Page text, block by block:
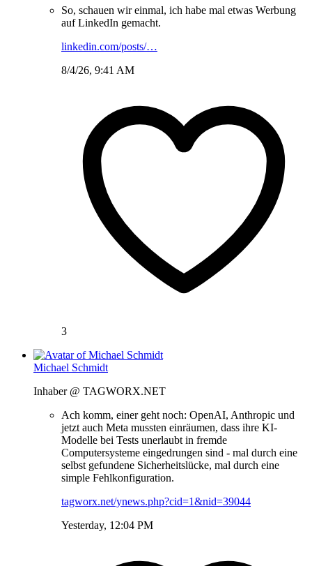
So, schauen wir einmal, ich habe mal etwas Werbung
auf LinkedIn gemacht.
linkedin.com/posts/…
8/4/26, 9:41 AM
3
Michael Schmidt
Inhaber @ TAGWORX.NET
Ach komm, einer geht noch: OpenAI, Anthropic und
jetzt auch Meta mussten einräumen, dass ihre KI-
Modelle bei Tests unerlaubt in fremde
Computersysteme eingedrungen sind - mal durch eine
selbst gefundene Sicherheitslücke, mal durch eine
simple Fehlkonfiguration.
tagworx.net/ynews.php?cid=1&nid=39044
Yesterday, 12:04 PM